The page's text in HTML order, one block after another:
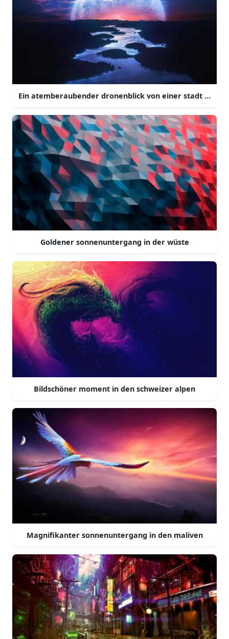
Ein atemberaubender dronenblick von einer stadt
Goldener sonnenuntergang in der wüste
Bildschöner moment in den schweizer alpen
Magnifikanter sonnenuntergang in den maliven